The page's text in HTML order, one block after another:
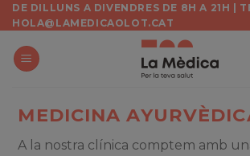
Skip
to
content
DE DILLUNS A DIVENDRES DE 8H A 21H |
HOLA@LAMEDICAOLOT.CAT
MEDICINA
A la nostra clínica comptem amb